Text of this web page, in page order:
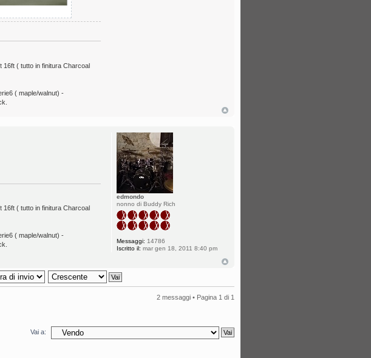
16ft ( tutto in finitura Charcoal
( maple/walnut) -
16ft ( tutto in finitura Charcoal
( maple/walnut) -
edmondo
nonno di Buddy Rich
Messaggi: 14786
Iscritto il: mar gen 18, 2011 8:40 pm
2 messaggi • Pagina 1 di 1
Vai a: